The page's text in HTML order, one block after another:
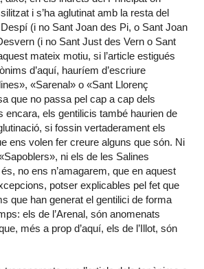
i s’ha aglutinat amb la resta del
(i no Sant Joan des Pi, o Sant Joan
(i no Sant Just des Vern o Sant
mateix motiu, si l’article estigués
d’aquí, hauríem d’escriure
«Sarenal» o «Sant Llorenç
que no passa pel cap a cap dels
encara, els gentilicis també haurien de
si fossin vertaderament els
ens volen fer creure alguns que són. Ni
ni els de les Salines
no ens n’amagarem, que en aquest
potser explicables pel fet que
que han generat el gentilici de forma
els de l’Arenal, són anomenats
més a prop d’aquí, els de l’Illot, són